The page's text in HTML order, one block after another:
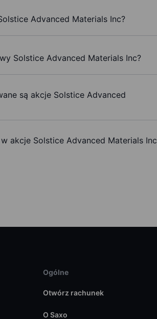
Advanced Materials Inc?
Solstice Advanced Materials Inc?
są akcje Solstice Advanced
akcje Solstice Advanced Materials Inc
Ogólne
Otwórz rachunek
O Saxo